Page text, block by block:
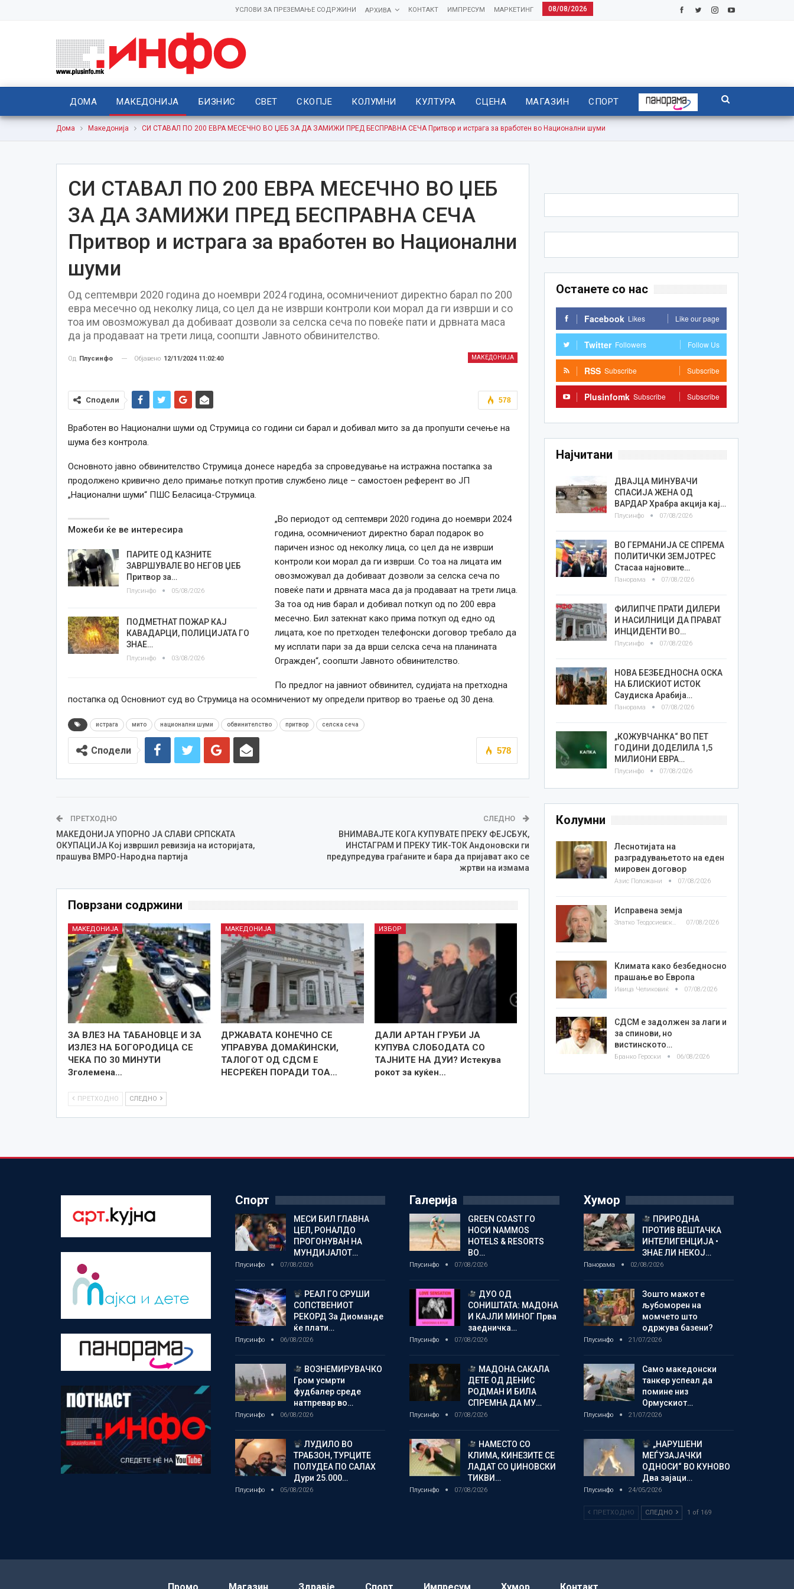
08/08/2026
МАРКЕТИНГ
ИМПРЕСУМ
КОНТАКТ
АРХИВА
УСЛОВИ ЗА ПРЕЗЕМАЊЕ СОДРЖИНИ
ДОМА МАКЕДОНИЈА БИЗНИС СВЕТ СКОПЈЕ КОЛУМНИ КУЛТУРА СЦЕНА МАГАЗИН СПОРТ
Дома Македонија СИ СТАВАЛ ПО 200 ЕВРА МЕСЕЧНО ВО ЏЕБ ЗА ДА ЗАМИЖИ ПРЕД БЕСПРАВНА СЕЧА Притвор и истрага за вработен во Национални шуми
СИ СТАВАЛ ПО 200 ЕВРА МЕСЕЧНО ВО ЏЕБ
ЗА ДА ЗАМИЖИ ПРЕД БЕСПРАВНА СЕЧА
Притвор и истрага за вработен во Национални
шуми
Од септември 2020 година до ноември 2024 година, осомничениот директно барал по 200
евра месечно од неколку лица, со цел да не изврши контроли кои морал да ги изврши и со
тоа им овозможувал да добиваат дозволи за селска сеча по повеќе пати и дрвната маса
да ја продаваат на трети лица, соопшти Јавното обвинителство.
МАКЕДОНИЈА
Од Плусинфо Објавено 12/11/2024 11:02:40
578
Сподели
Вработен во Национални шуми од Струмица со години си барал и добивал мито за да пропушти сечење на
шума без контрола.
Основното јавно обвинителство Струмица донесе наредба за спроведување на истражна постапка за
продолжено кривично дело примање поткуп против службено лице – самостоен референт во ЈП
„Национални шуми“ ПШС Беласица-Струмица.
Можеби ќе ве интересира
ПАРИТЕ ОД КАЗНИТЕ
ЗАВРШУВАЛЕ ВО НЕГОВ ЏЕБ
Притвор за…
Плусинфо 05/08/2026
ПОДМЕТНАТ ПОЖАР КАЈ
КАВАДАРЦИ, ПОЛИЦИЈАТА ГО
ЗНАЕ…
Плусинфо 03/08/2026
„Во периодот од септември 2020 година до ноември 2024
година, осомничениот директно барал подарок во
паричен износ од неколку лица, со цел да не изврши
контроли кои морал да ги изврши. Со тоа на лицата им
овозможувал да добиваат дозволи за селска сеча по
повеќе пати и дрвната маса да ја продаваат на трети лица.
За тоа од нив барал и добивал поткуп од по 200 евра
месечно. Бил затекнат како прима поткуп од едно од
лицата, кое по претходен телефонски договор требало да
му исплати пари за да врши селска сеча на планината
Огражден“, соопшти Јавното обвинителство.
По предлог на јавниот обвинител, судијата на претходна
постапка од Основниот суд во Струмица на осомничениот му определи притвор во траење од 30 дена.
истрага мито национални шуми обвинителство притвор селска сеча
578
Сподели
ПРЕТХОДНО
МАКЕДОНИЈА УПОРНО ЈА СЛАВИ СРПСКАТА
ОКУПАЦИЈА Кој извршил ревизија на историјата,
прашува ВМРО-Народна партија
СЛЕДНО
ВНИМАВАЈТЕ КОГА КУПУВАТЕ ПРЕКУ ФЕЈСБУК,
ИНСТАГРАМ И ПРЕКУ ТИК-ТОК Андоновски ги
предупредува граѓаните и бара да пријават ако се
жртви на измама
Поврзани содржини
МАКЕДОНИЈА
ЗА ВЛЕЗ НА ТАБАНОВЦЕ И ЗА
ИЗЛЕЗ НА БОГОРОДИЦА СЕ
ЧЕКА ПО 30 МИНУТИ
Зголемена…
МАКЕДОНИЈА
ДРЖАВАТА КОНЕЧНО СЕ
УПРАВУВА ДОМАЌИНСКИ,
ТАЛОГОТ ОД СДСМ Е
НЕСРЕЌЕН ПОРАДИ ТОА…
ИЗБОР
ДАЛИ АРТАН ГРУБИ ЈА
КУПУВА СЛОБОДАТА СО
ТАЈНИТЕ НА ДУИ? Истекува
рокот за куќен…
ПРЕТХОДНО СЛЕДНО
Останете со нас
Facebook Likes Like our page
Twitter Followers Follow Us
RSS Subscribe Subscribe
Plusinfomk Subscribe Subscribe
Најчитани
ДВАЈЦА МИНУВАЧИ
СПАСИЈА ЖЕНА ОД
ВАРДАР Храбра акција кај…
Плусинфо 07/08/2026
ВО ГЕРМАНИЈА СЕ СПРЕМА
ПОЛИТИЧКИ ЗЕМЈОТРЕС
Стасаа најновите…
Панорама 07/08/2026
ФИЛИПЧЕ ПРАТИ ДИЛЕРИ
И НАСИЛНИЦИ ДА ПРАВАТ
ИНЦИДЕНТИ ВО…
Плусинфо 07/08/2026
НОВА БЕЗБЕДНОСНА ОСКА
НА БЛИСКИОТ ИСТОК
Саудиска Арабија…
Панорама 07/08/2026
„КОЖУВЧАНКА“ ВО ПЕТ
ГОДИНИ ДОДЕЛИЛА 1,5
МИЛИОНИ ЕВРА…
Плусинфо 07/08/2026
Колумни
Леснотијата на
разградувањетото на еден
мировен договор
Азис Положани 07/08/2026
Исправена земја
Златко Теодосиевски 07/08/2026
Климата како безбедносно
прашање во Европа
Ивица Челиковиќ 07/08/2026
СДСМ е задолжен за лаги и
за спинови, но
вистинското…
Бранко Героски 06/08/2026
Спорт
МЕСИ БИЛ ГЛАВНА
ЦЕЛ, РОНАЛДО
ПРОГОНУВАН НА
МУНДИЈАЛОТ…
Плусинфо 07/08/2026
РЕАЛ ГО СРУШИ
СОПСТВЕНИОТ
РЕКОРД За Диоманде
ќе плати…
Плусинфо 06/08/2026
ВОЗНЕМИРУВАЧКО
Гром усмрти
фудбалер среде
натпревар во…
Плусинфо 06/08/2026
ЛУДИЛО ВО
ТРАБЗОН, ТУРЦИТЕ
ПОЛУДЕА ПО САЛАХ
Дури 25.000…
Плусинфо 05/08/2026
Галерија
GREEN COAST ГО
НОСИ NAMMOS
HOTELS & RESORTS
ВО…
Плусинфо 07/08/2026
ДУО ОД
СОНИШТАТА: МАДОНА
И КАЈЛИ МИНОГ Прва
заедничка…
Плусинфо 07/08/2026
МАДОНА САКАЛА
ДЕТЕ ОД ДЕНИС
РОДМАН И БИЛА
СПРЕМНА ДА МУ…
Плусинфо 07/08/2026
НАМЕСТО СО
КЛИМА, КИНЕЗИТЕ СЕ
ЛАДАТ СО ЏИНОВСКИ
ТИКВИ…
Плусинфо 07/08/2026
Хумор
ПРИРОДНА
ПРОТИВ ВЕШТАЧКА
ИНТЕЛИГЕНЦИЈА •
ЗНАЕ ЛИ НЕКОЈ…
Панорама 02/08/2026
Зошто мажот е
љубоморен на
момчето што
одржува базени?
Плусинфо 21/07/2026
Само македонски
танкер успеал да
помине низ
Ормускиот…
Плусинфо 21/07/2026
„НАРУШЕНИ
МЕЃУЗАЈАЧКИ
ОДНОСИ“ ВО КУНОВО
Два зајаци…
Плусинфо 24/05/2026
ПРЕТХОДНО СЛЕДНО 1 of 169
Промо Магазин Здравје Спорт Импресум Хумор Контакт